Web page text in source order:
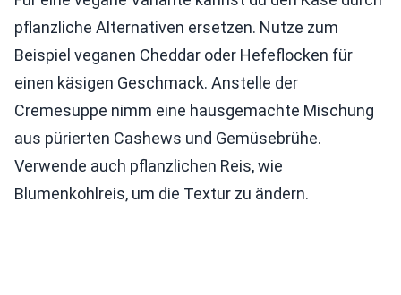
pflanzliche Alternativen ersetzen. Nutze zum
Beispiel veganen Cheddar oder Hefeflocken für
einen käsigen Geschmack. Anstelle der
Cremesuppe nimm eine hausgemachte Mischung
aus pürierten Cashews und Gemüsebrühe.
Verwende auch pflanzlichen Reis, wie
Blumenkohlreis, um die Textur zu ändern.